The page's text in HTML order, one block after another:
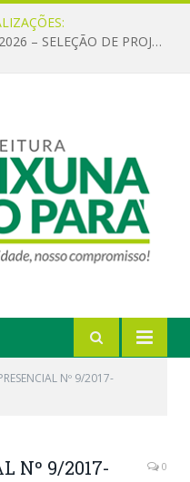
CHAMAMENTO PÚBLICO Nº 01/2026 – SELEÇÃO DE PROJETOS PARA FIRMAR TERMO DE EXECUÇÃO CULTURAL COM RECURSOS DA POLÍTICA NACIONAL ALDIR BLANC DE FOMENTO À CULTURA – PNAB (LEI Nº 14.399/2022)
Nº 9/2017-
Nº 9/2017-
0